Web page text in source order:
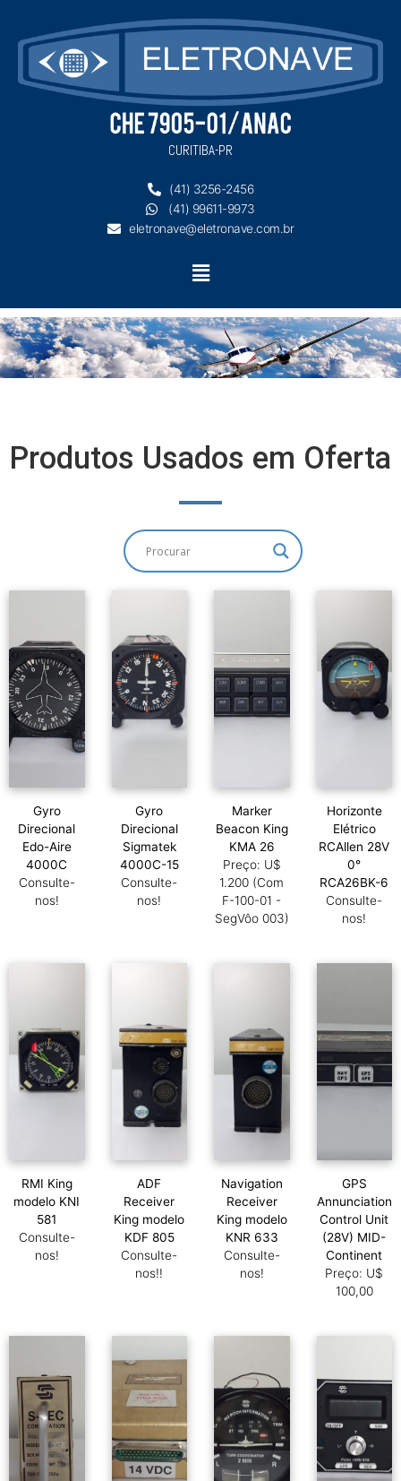
conteúdo
CURITIBA-PR
(41) 3256-2456
(41) 99611-9973
eletronave@eletronave.com.br
Menu
Produtos Usados em Oferta
Gyro
Direcional
Edo-Aire
4000C
Consulte-
nos!
Gyro
Direcional
Sigmatek
4000C-15
Consulte-
nos!
Marker
Beacon King
KMA 26
Preço: U$
1.200 (Com
F-100-01 -
SegVôo 003)
Horizonte
Elétrico
RCAllen 28V
0°
RCA26BK-6
Consulte-
nos!
RMI King
modelo KNI
581
Consulte-
nos!
ADF
Receiver
King modelo
KDF 805
Consulte-
nos!!
Navigation
Receiver
King modelo
KNR 633
Consulte-
nos!
GPS
Annunciation
Control Unit
(28V) MID-
Continent
Preço: U$
100,00